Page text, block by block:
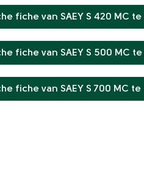
fiche van SAEY S 420 MC
fiche van SAEY S 500 MC
fiche van SAEY S 700 MC